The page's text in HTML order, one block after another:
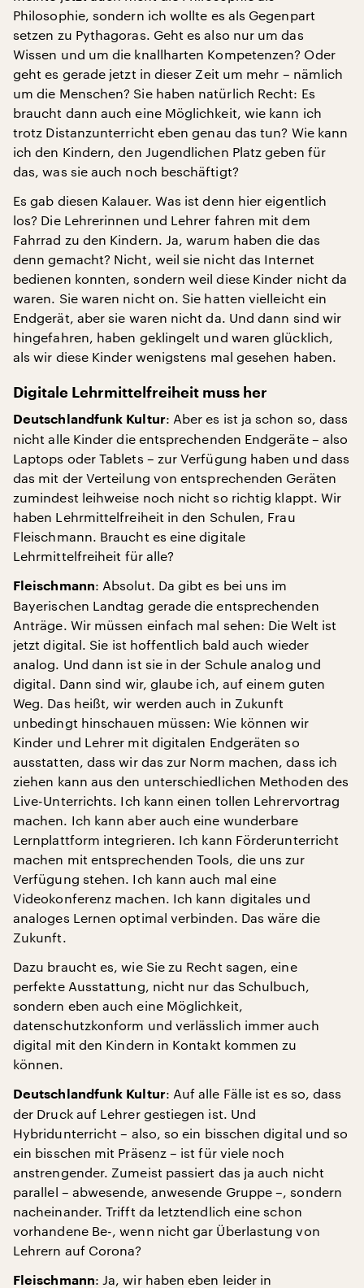
Philosophie, sondern ich wollte es als Gegenpart
setzen zu Pythagoras. Geht es also nur um das
Wissen und um die knallharten Kompetenzen? Oder
geht es gerade jetzt in dieser Zeit um mehr – nämlich
um die Menschen? Sie haben natürlich Recht: Es
braucht dann auch eine Möglichkeit, wie kann ich
trotz Distanzunterricht eben genau das tun? Wie kann
ich den Kindern, den Jugendlichen Platz geben für
das, was sie auch noch beschäftigt?
Es gab diesen Kalauer. Was ist denn hier eigentlich
los? Die Lehrerinnen und Lehrer fahren mit dem
Fahrrad zu den Kindern. Ja, warum haben die das
denn gemacht? Nicht, weil sie nicht das Internet
bedienen konnten, sondern weil diese Kinder nicht da
waren. Sie waren nicht on. Sie hatten vielleicht ein
Endgerät, aber sie waren nicht da. Und dann sind wir
hingefahren, haben geklingelt und waren glücklich,
als wir diese Kinder wenigstens mal gesehen haben.
Digitale Lehrmittelfreiheit muss her
Deutschlandfunk Kultur: Aber es ist ja schon so, dass
nicht alle Kinder die entsprechenden Endgeräte – also
Laptops oder Tablets – zur Verfügung haben und dass
das mit der Verteilung von entsprechenden Geräten
zumindest leihweise noch nicht so richtig klappt. Wir
haben Lehrmittelfreiheit in den Schulen, Frau
Fleischmann. Braucht es eine digitale
Lehrmittelfreiheit für alle?
Fleischmann: Absolut. Da gibt es bei uns im
Bayerischen Landtag gerade die entsprechenden
Anträge. Wir müssen einfach mal sehen: Die Welt ist
jetzt digital. Sie ist hoffentlich bald auch wieder
analog. Und dann ist sie in der Schule analog und
digital. Dann sind wir, glaube ich, auf einem guten
Weg. Das heißt, wir werden auch in Zukunft
unbedingt hinschauen müssen: Wie können wir
Kinder und Lehrer mit digitalen Endgeräten so
ausstatten, dass wir das zur Norm machen, dass ich
ziehen kann aus den unterschiedlichen Methoden des
Live-Unterrichts. Ich kann einen tollen Lehrervortrag
machen. Ich kann aber auch eine wunderbare
Lernplattform integrieren. Ich kann Förderunterricht
machen mit entsprechenden Tools, die uns zur
Verfügung stehen. Ich kann auch mal eine
Videokonferenz machen. Ich kann digitales und
analoges Lernen optimal verbinden. Das wäre die
Zukunft.
Dazu braucht es, wie Sie zu Recht sagen, eine
perfekte Ausstattung, nicht nur das Schulbuch,
sondern eben auch eine Möglichkeit,
datenschutzkonform und verlässlich immer auch
digital mit den Kindern in Kontakt kommen zu
können.
Deutschlandfunk Kultur: Auf alle Fälle ist es so, dass
der Druck auf Lehrer gestiegen ist. Und
Hybridunterricht – also, so ein bisschen digital und so
ein bisschen mit Präsenz – ist für viele noch
anstrengender. Zumeist passiert das ja auch nicht
parallel – abwesende, anwesende Gruppe –, sondern
nacheinander. Trifft da letztendlich eine schon
vorhandene Be-, wenn nicht gar Überlastung von
Lehrern auf Corona?
Fleischmann: Ja, wir haben eben leider in